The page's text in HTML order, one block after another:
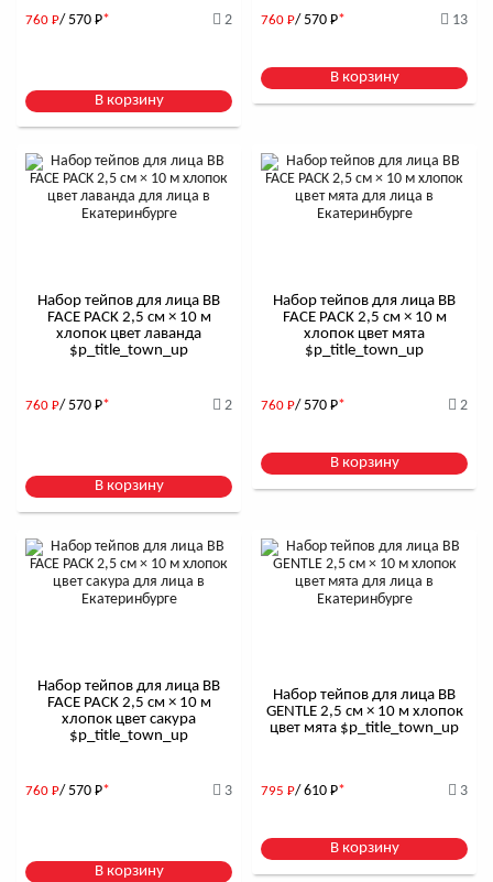
760 Р/ 570 Р* 2
В корзину
760 Р/ 570 Р* 13
В корзину
Набор тейпов для лица BB
FACE PACK 2,5 см × 10 м
хлопок цвет лаванда
$р_title_town_up
760 Р/ 570 Р* 2
В корзину
Набор тейпов для лица BB
FACE PACK 2,5 см × 10 м
хлопок цвет мята
$р_title_town_up
760 Р/ 570 Р* 2
В корзину
Набор тейпов для лица BB
FACE PACK 2,5 см × 10 м
хлопок цвет сакура
$р_title_town_up
760 Р/ 570 Р* 3
В корзину
Набор тейпов для лица BB
GENTLE 2,5 см × 10 м хлопок
цвет мята $р_title_town_up
795 Р/ 610 Р* 3
В корзину